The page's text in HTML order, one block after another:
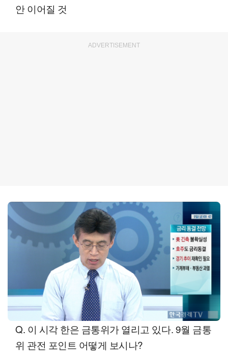
안 이어질 것
ADVERTISEMENT
Q. 이 시각 한은 금통위가 열리고 있다. 9월 금통
위 관전 포인트 어떻게 보시나?